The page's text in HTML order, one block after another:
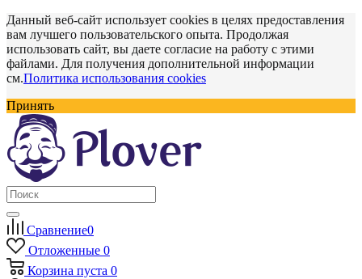
Данный веб-сайт использует cookies в целях предоставления
вам лучшего пользовательского опыта. Продолжая
использовать сайт, вы даете согласие на работу с этими
файлами. Для получения дополнительной информации
см.Политика использования cookies
Принять
Сравнение0
Отложенные 0
Корзина пуста 0